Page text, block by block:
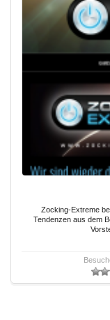
Zocking-Extreme
Tendenzen aus dem